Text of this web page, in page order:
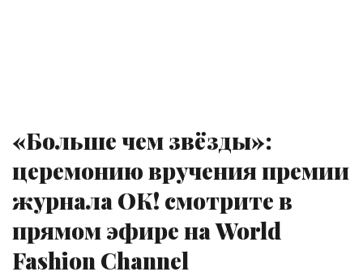
«Больше чем звёзды»:
церемонию вручения премии
журнала ОК! смотрите в
прямом эфире на World
Fashion Channel